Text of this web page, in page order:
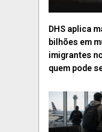
DHS aplica
bilhões em
imigrantes
quem pode